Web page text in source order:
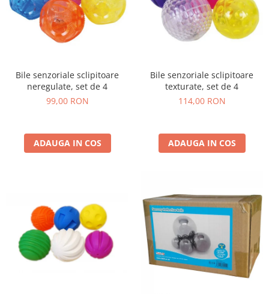
Perceperea timpului - TimeTimer
Stimulare senzoriala
Stimulare auditiva
Stimulare tactila
Stimulare vizuala
Terapie de integrare senzorială
Bile senzoriale sclipitoare
neregulate, set de 4
99,00 RON
ADAUGA IN COS
Bile senzoriale sclipitoare
texturate, set de 4
114,00 RON
ADAUGA IN COS